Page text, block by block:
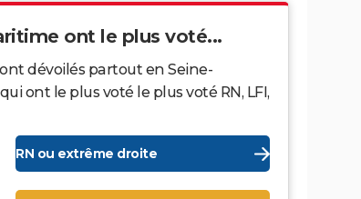
ont le plus voté...
dévoilés partout en Seine-
ont le plus voté le plus voté RN, LFI,
RN ou extrême droite